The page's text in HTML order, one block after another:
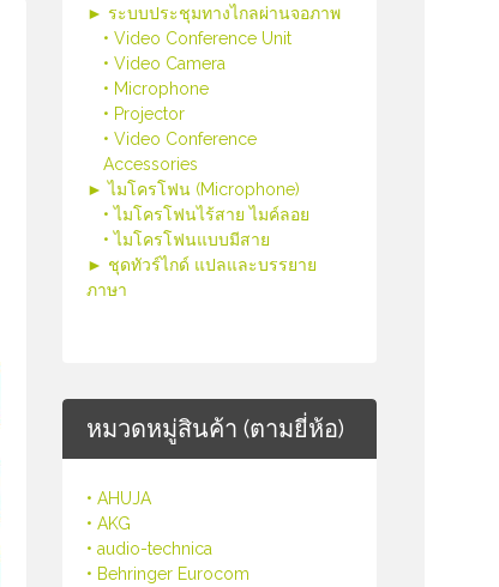
► ระบบประชุมทางไกลผ่านจอภาพ
• Video Conference Unit
• Video Camera
• Microphone
• Projector
• Video Conference
Accessories
► ไมโครโฟน (Microphone)
• ไมโครโฟนไร้สาย ไมค์ลอย
• ไมโครโฟนแบบมีสาย
► ชุดทัวร์ไกด์ แปลและบรรยาย
ภาษา
หมวดหมู่สินค้า (ตามยี่ห้อ)
• AHUJA
• AKG
• audio-technica
• Behringer Eurocom